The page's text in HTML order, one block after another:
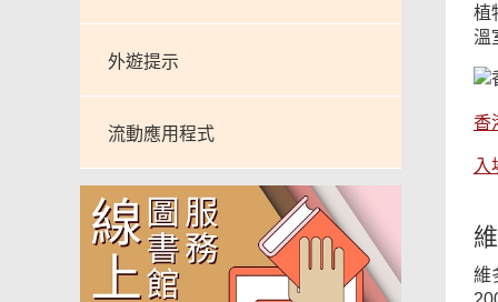
外遊提示
流動應用程式
植
溫
香
入
維